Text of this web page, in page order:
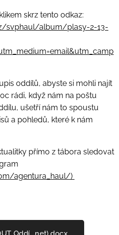
skrz tento odkaz:
svphaul/album/plasy-2-13-
oddílů, abyste si mohli najít
rádi, když nám na poštu
ušetří nám to spoustu
a pohledů, které k nám
přímo z tábora sledovat
agentura_haul/)